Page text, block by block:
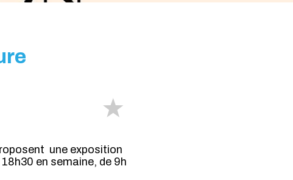
une exposition
en semaine, de 9h